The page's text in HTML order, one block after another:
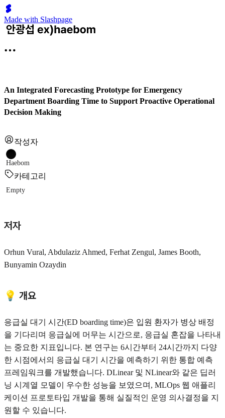
Made with Slashpage
An Integrated Forecasting Prototype for Emergency
Department Boarding Time to Support Proactive Operational
Decision Making
작성자
Haebom
카테고리
Empty
저자
Orhun Vural, Abdulaziz Ahmed, Ferhat Zengul, James Booth,
Bunyamin Ozaydin
💡 개요
응급실 대기 시간(ED boarding time)은 입원 환자가 병상 배정
을 기다리며 응급실에 머무는 시간으로, 응급실 혼잡을 나타내
는 중요한 지표입니다. 본 연구는 6시간부터 24시간까지 다양
한 시점에서의 응급실 대기 시간을 예측하기 위한 통합 예측
프레임워크를 개발했습니다. DLinear 및 NLinear와 같은 딥러
닝 시계열 모델이 우수한 성능을 보였으며, MLOps 웹 애플리
케이션 프로토타입 개발을 통해 실질적인 운영 의사결정을 지
원할 수 있습니다.